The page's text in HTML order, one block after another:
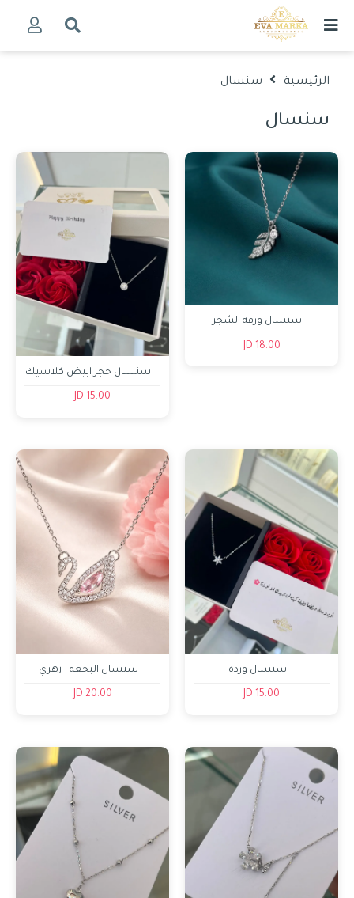
الرئيسية سنسال
سنسال
سنسال ورقة الشجر
18.00 JD
سنسال حجر ابيض كلاسيك
15.00 JD
سنسال وردة
15.00 JD
سنسال البجعة - زهري
20.00 JD